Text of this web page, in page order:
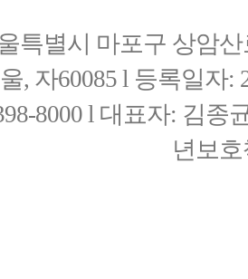
특별시 마포구 상암
울, 자60085 l 등록일자:
8000 l 대표자: 김종
년보